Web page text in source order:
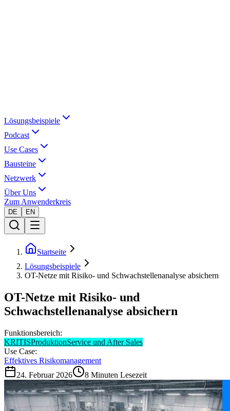
Lösungsbeispiele
Podcast
Use Cases
Bausteine
Netzwerk
Über Uns
Zum Anwenderkreis
DE EN
Startseite
Lösungsbeispiele
OT-Netze mit Risiko- und Schwachstellenanalyse absichern
OT-Netze mit Risiko- und
Schwachstellenanalyse absichern
Funktionsbereich:
KRITISProduktionService und After Sales
Use Case:
Effektives Risikomanagement
24. Februar 2026
8 Minuten Lesezeit